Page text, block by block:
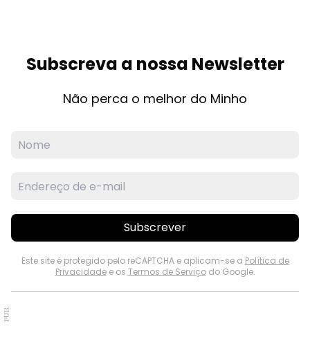
Subscreva a nossa Newsletter
Não perca o melhor do Minho
Subscrever
Este site é protegido pelo reCAPTCHA e aplicam-se a Política de
Privacidadee os Termos de Serviçodo Google.
PUB.